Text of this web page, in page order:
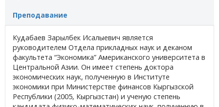
Преподавание
Кудабаев Зарылбек Исалыевич является
руководителем Отдела прикладных наук и деканом
факультета “Экономика” Американского университета в
Центральной Азии. Он имеет степень доктора
экономических наук, полученную в Институте
экономики при Министерстве финансов Кыргызской
Республики (2005, Кыргызстан) и ученую степень